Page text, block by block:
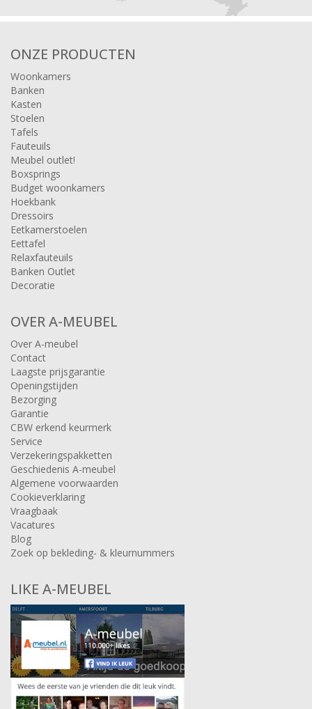
ONZE PRODUCTEN
Woonkamers
Banken
Kasten
Stoelen
Tafels
Fauteuils
Meubel outlet!
Boxsprings
Budget woonkamers
Hoekbank
Dressoirs
Eetkamerstoelen
Eettafel
Relaxfauteuils
Banken Outlet
Decoratie
OVER A-MEUBEL
Over A-meubel
Contact
Laagste prijsgarantie
Openingstijden
Bezorging
Garantie
CBW erkend keurmerk
Service
Verzekeringspakketten
Geschiedenis A-meubel
Algemene voorwaarden
Cookieverklaring
Vraagbaak
Vacatures
Blog
Zoek op bekleding- & kleurnummers
LIKE A-MEUBEL